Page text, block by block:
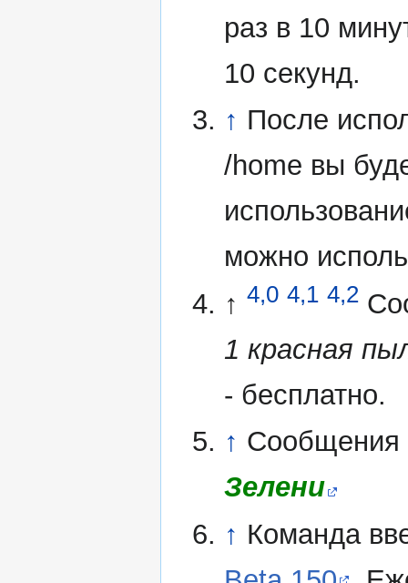
раз в 10
10 секунд.
↑ После
/home вы
можно
↑ 4,0 4,1 4,2
1 красная
- бесплатно.
↑ Сообщения
Зелени
↑ Команда